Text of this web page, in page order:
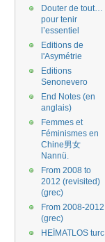
Douter de tout…
pour tenir
l’essentiel
Editions de
l'Asymétrie
Editions
Senonevero
End Notes (en
anglais)
Femmes et
Féminismes en
Chine男女
Nannü.
From 2008 to
2012 (revisited)
(grec)
From 2008-2012
(grec)
HEİMATLOS turc